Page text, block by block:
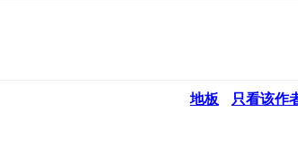
地板 只看该作